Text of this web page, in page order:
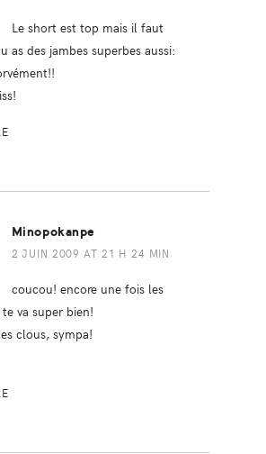
Le short est top mais il faut
as des jambes superbes aussi:
Minopokanpe
2 JUIN 2009 AT 21 H 24 MIN
coucou! encore une fois les
va super bien!
clous, sympa!